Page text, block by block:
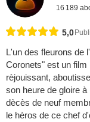
16 189
5,0
L'un des fleurons de
Coronets" est un
rèjouissant,
son heure de gloire
dècès de neuf
le hèros de ce chef